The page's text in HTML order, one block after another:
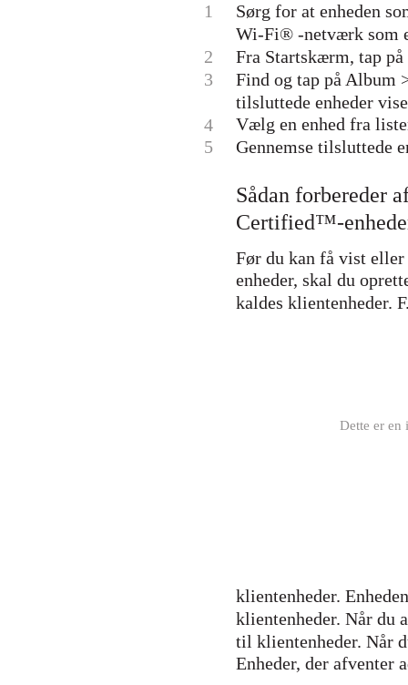
1
Sørg for at enheden
Wi-Fi® -netværk som
2
Fra Startskærm, tap på
3
Find og tap på Album
tilsluttede enheder
4
Vælg en enhed fra
5
Gennemse tilsluttede
Sådan forbereder
Certified™-
Før du kan få vist
enheder, skal du
kaldes klientenheder.
Dette er
klientenheder.
klientenheder. Når du
til klientenheder. Når
Enheder, der afventer